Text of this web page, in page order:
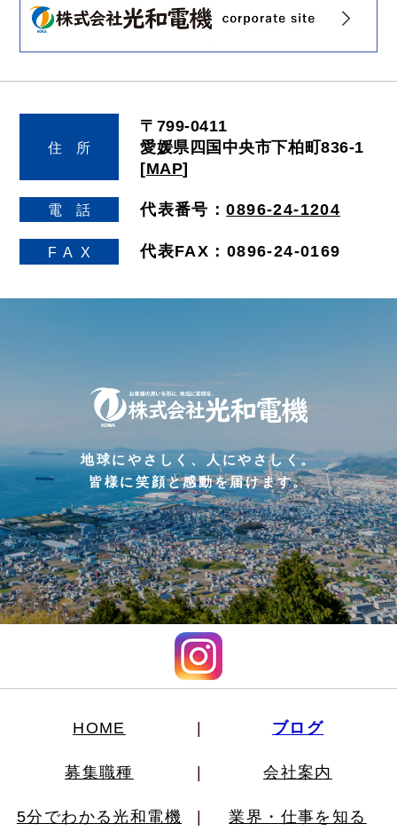
住 所
〒799-0411
愛媛県四国中央市下柏町836-1
[MAP]
電話 代表番号：0896-24-1204
FA X 代表FAX：0896-24-0169
地球にやさしく、人にやさしく。
皆様に笑顔と感動を届けます。
HOME ブログ
募集職種 会社案内
5分でわかる光和電機 業界・仕事を知る